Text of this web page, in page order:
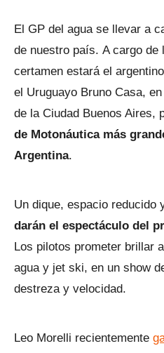
El GP del agua se llevar a
de nuestro país. A cargo de
certamen estará el
el Uruguayo Bruno Casa,
de la Ciudad Buenos Aires,
de Motonáutica más
Argentina.
Un dique, espacio reducido
darán el espectáculo del
Los pilotos prometer brillar
agua y jet ski, en un show
destreza y velocidad.
Leo Morelli recientemente